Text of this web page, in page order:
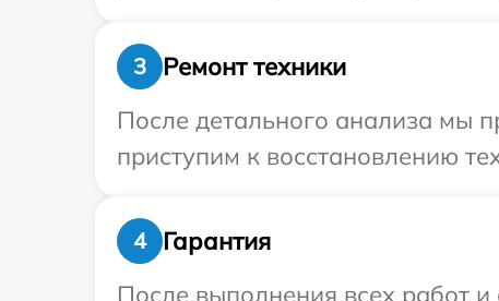
3
Ремонт техники
После детального анализа мы
приступим к восстановлению
4
Гарантия
После выполнения всех работ